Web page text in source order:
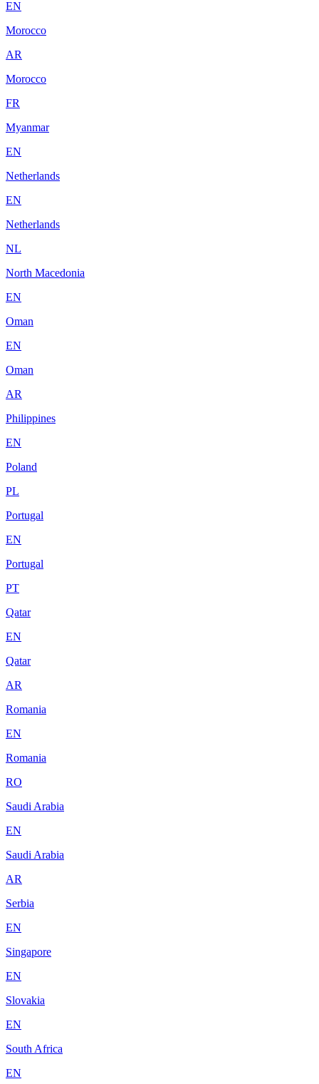
EN
Morocco
AR
Morocco
FR
Myanmar
EN
Netherlands
EN
Netherlands
NL
North Macedonia
EN
Oman
EN
Oman
AR
Philippines
EN
Poland
PL
Portugal
EN
Portugal
PT
Qatar
EN
Qatar
AR
Romania
EN
Romania
RO
Saudi Arabia
EN
Saudi Arabia
AR
Serbia
EN
Singapore
EN
Slovakia
EN
South Africa
EN